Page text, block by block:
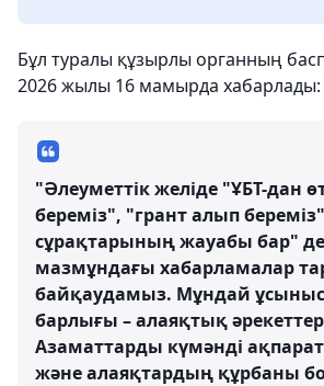
Бұл туралы құзырлы органның
2026 жылы 16 мамырда хабарлады:
"Әлеуметтік желіде "ҰБТ-дан
береміз", "грант алып
сұрақтарының жауабы бар"
мазмұндағы хабарламалар
байқаудамыз. Мұндай
барлығы – алаяқтық
Азаматтарды күмәнді
және алаяқтардың құрбаны